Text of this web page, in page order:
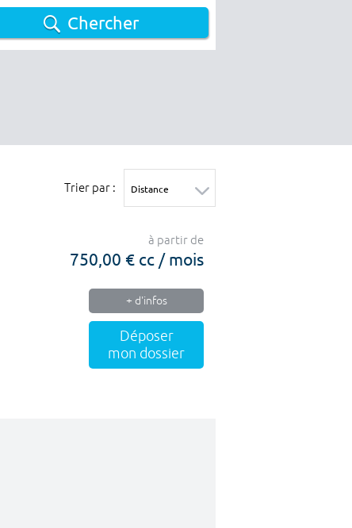
Chercher
Trier par :
à partir de
750,00 € cc / mois
+ d'infos
Déposer
mon dossier